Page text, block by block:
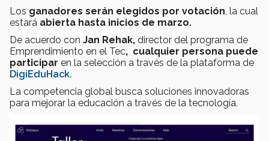
Los ganadores serán elegidos por votación , la cual
estará abierta hasta inicios de marzo.
De acuerdo con Jan Rehak, director del programa de
Emprendimiento en el Tec, cualquier persona puede
participar en la selección a través de la plataforma de
DigiEduHack.
La competencia global busca soluciones innovadoras
para mejorar la educación a través de la tecnología.